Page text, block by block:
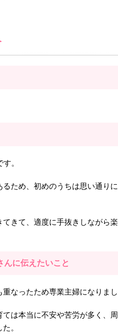
。
ため、初めのうちは思い通り
きて、適度に手抜きしながら
んに伝えたいこと
なったため専業主婦になりまし
は本当に不安や苦労が多く、
。